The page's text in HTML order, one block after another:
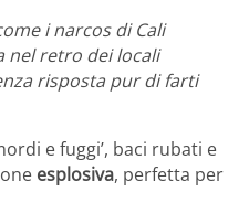
i narcos di Cali
nel retro dei locali
risposta pur di farti
e fuggi’, baci rubati e
esplosiva, perfetta per